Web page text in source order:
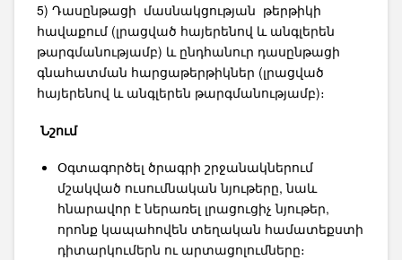
5) Դասընթացի մասնակցության թերթիկի
հավաքում (լրացված հայերենով և անգլերեն
թարգմանությամբ) և ընդհանուր դասընթացի
գնահատման հարցաթերթիկներ (լրացված
հայերենով և անգլերեն թարգմանությամբ)։
Նշում
Օգտագործել ծրագրի շրջանակներում
մշակված ուսումնական նյութերը, նաև
հնարավոր է ներառել լրացուցիչ նյութեր,
որոնք կապահովեն տեղական համատեքստի
դիտարկումերն ու արտացոլումները։